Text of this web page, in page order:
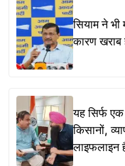
सियाम ने
कारण खराब
यह सिर्फ
किसानों,
लाइफलाइन